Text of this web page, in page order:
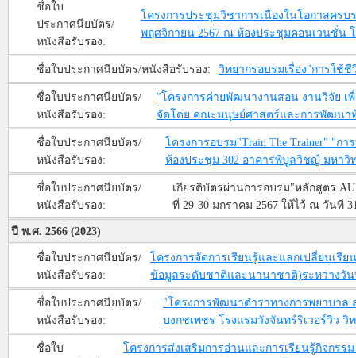
ชื่อใบ
ประกาศนียบัตร/
หนังสือรับรอง:
โครงการประชุมวิชาการเนื่องในโอกาสคร
พฤศจิกายน 2567 ณ ห้องประชุมคอนเวนชั่น
ชื่อใบประกาศนียบัตร/หนังสือรับรอง: วิทยากรอบรมเรื่อง"การใช้
ชื่อใบประกาศนียบัตร/
หนังสือรับรอง:
"โครงการค่ายพัฒนางานสอน งานวิจัย เ
จัดโดย คณะมนุษย์ศาสตร์และการพัฒนา
ชื่อใบประกาศนียบัตร/
หนังสือรับรอง:
โครงการอบรม"Train The Trainer" "
ห้องประชุม 302 อาคารพิบูลวิชญ์ มหา
ชื่อใบประกาศนียบัตร/
หนังสือรับรอง:
เกียรติบัตรผ่านการอบรม"หลักสูตร
ที่ 29-30 มกราคม 2567 ให้ไว้ ณ วันที
ปี พ.ศ. 2566 (2023)
ชื่อใบประกาศนียบัตร/
หนังสือรับรอง:
โครงการจัดการเรียนรู้และแลกเปลี่ยนเรี
ข้อมูลระดับชาติและนานาชาติ)ระหว่างวัน
ชื่อใบประกาศนียบัตร/
หนังสือรับรอง:
"โครงการพัฒนาตำราทางการพยาบาล
บงกชเพชร โรงแรมวังจันทร์ริเวอร์วิว
ชื่อใบ
โครงการส่งเสริมการอ่านและการเรียนรู้กิจกร